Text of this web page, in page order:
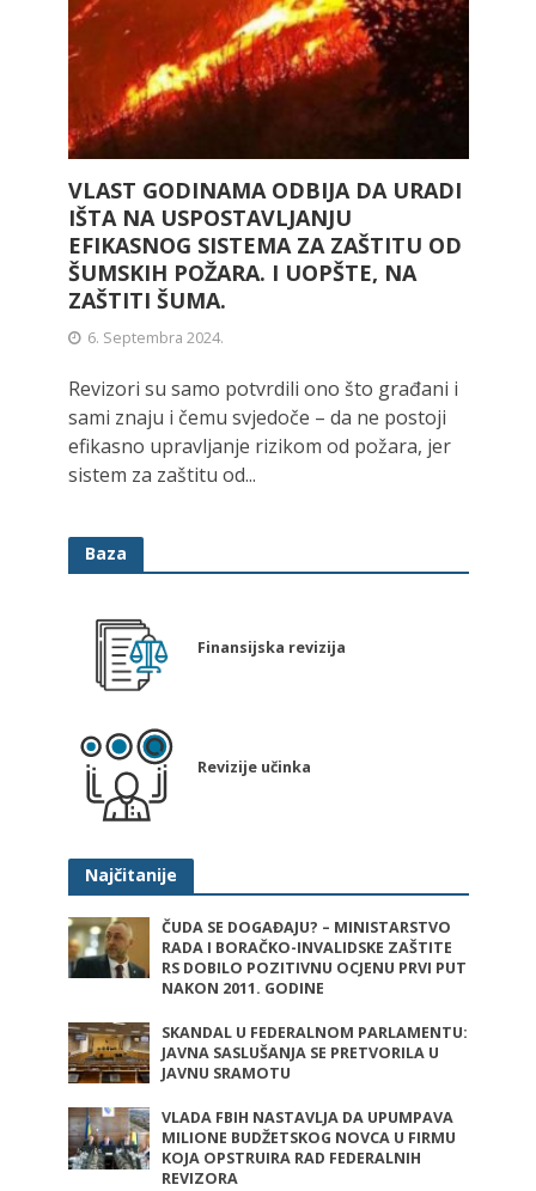
VLAST GODINAMA ODBIJA DA URADI
IŠTA NA USPOSTAVLJANJU
EFIKASNOG SISTEMA ZA ZAŠTITU OD
ŠUMSKIH POŽARA. I UOPŠTE, NA
ZAŠTITI ŠUMA.
6. Septembra 2024.
Revizori su samo potvrdili ono što građani i
sami znaju i čemu svjedoče – da ne postoji
efikasno upravljanje rizikom od požara, jer
sistem za zaštitu od...
Baza
Finansijska revizija
Revizije učinka
Najčitanije
ČUDA SE DOGAĐAJU? – MINISTARSTVO
RADA I BORAČKO-INVALIDSKE ZAŠTITE
RS DOBILO POZITIVNU OCJENU PRVI PUT
NAKON 2011. GODINE
SKANDAL U FEDERALNOM PARLAMENTU:
JAVNA SASLUŠANJA SE PRETVORILA U
JAVNU SRAMOTU
VLADA FBIH NASTAVLJA DA UPUMPAVA
MILIONE BUDŽETSKOG NOVCA U FIRMU
KOJA OPSTRUIRA RAD FEDERALNIH
REVIZORA